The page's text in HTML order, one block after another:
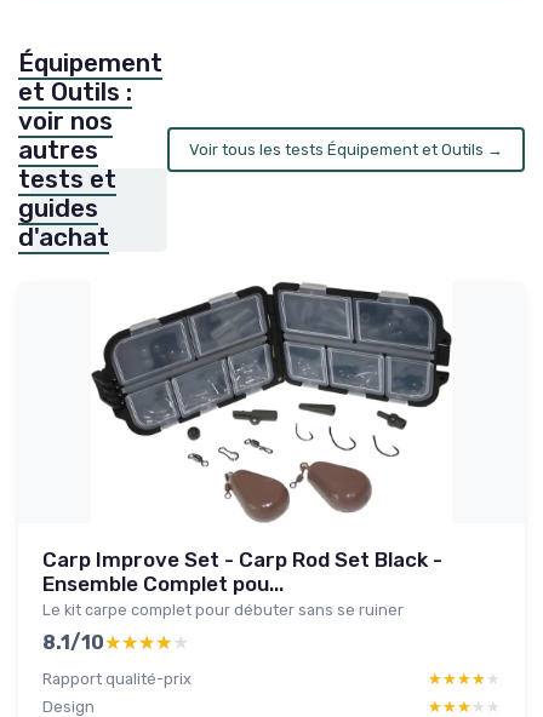
Équipement
et Outils :
voir nos
autres
tests et
guides
d'achat
Voir tous les tests Équipement et Outils →
Carp Improve Set - Carp Rod Set Black -
Ensemble Complet pou...
Le kit carpe complet pour débuter sans se ruiner
8.1/10★★★★★
★★★★★
Rapport qualité-prix ★★★★★
★★★★★
Design
★★★★★
★★★★★